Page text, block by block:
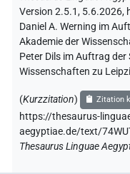
Version 2.5.1, 5.6.2026,
Daniel A. Werning im
Akademie der
Peter Dils im Auftrag
Wissenschaften zu
(Kurzzitation) Zitation
https://thesaurus-
aegyptiae.de/text/
Thesaurus Linguae